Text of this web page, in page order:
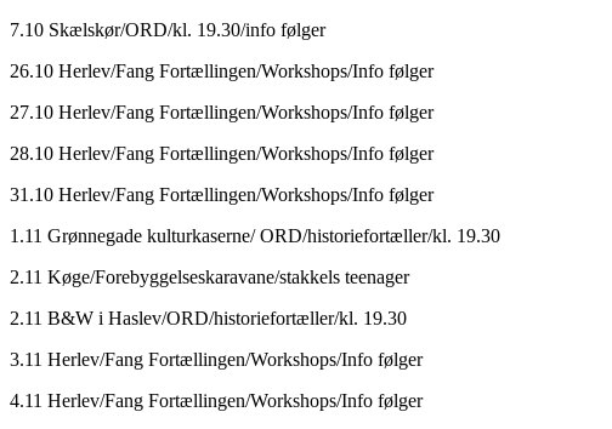
7.10 Skælskør/ORD/kl. 19.30/info følger
26.10 Herlev/Fang Fortællingen/Workshops/Info følger
27.10 Herlev/Fang Fortællingen/Workshops/Info følger
28.10 Herlev/Fang Fortællingen/Workshops/Info følger
31.10 Herlev/Fang Fortællingen/Workshops/Info følger
1.11 Grønnegade kulturkaserne/ ORD/historiefortæller/kl. 19.30
2.11 Køge/Forebyggelseskaravane/stakkels teenager
2.11 B&W i Haslev/ORD/historiefortæller/kl. 19.30
3.11 Herlev/Fang Fortællingen/Workshops/Info følger
4.11 Herlev/Fang Fortællingen/Workshops/Info følger